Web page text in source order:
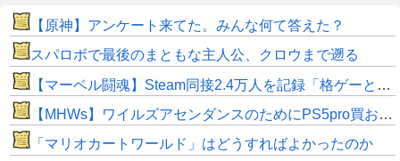
【原神】アンケート来てた。みんな何て答えた？
スパロボで最後のまともな主人公、クロウまで遡る
【マーベル闘魂】Steam同接2.4万人を記録「格ゲーとしてはかなり良い滑り出し」
【MHWs】ワイルズアセンダンスのためにPS5pro買おうとしたら転売価格ばかりじゃねーか
「マリオカートワールド」はどうすればよかったのか